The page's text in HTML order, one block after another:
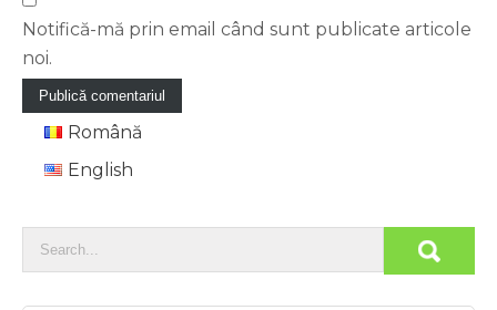
Notifică-mă prin email când sunt publicate articole
noi.
Română
English